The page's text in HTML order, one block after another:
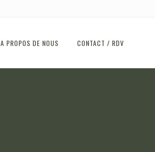
A PROPOS DE NOUS CONTACT / RDV